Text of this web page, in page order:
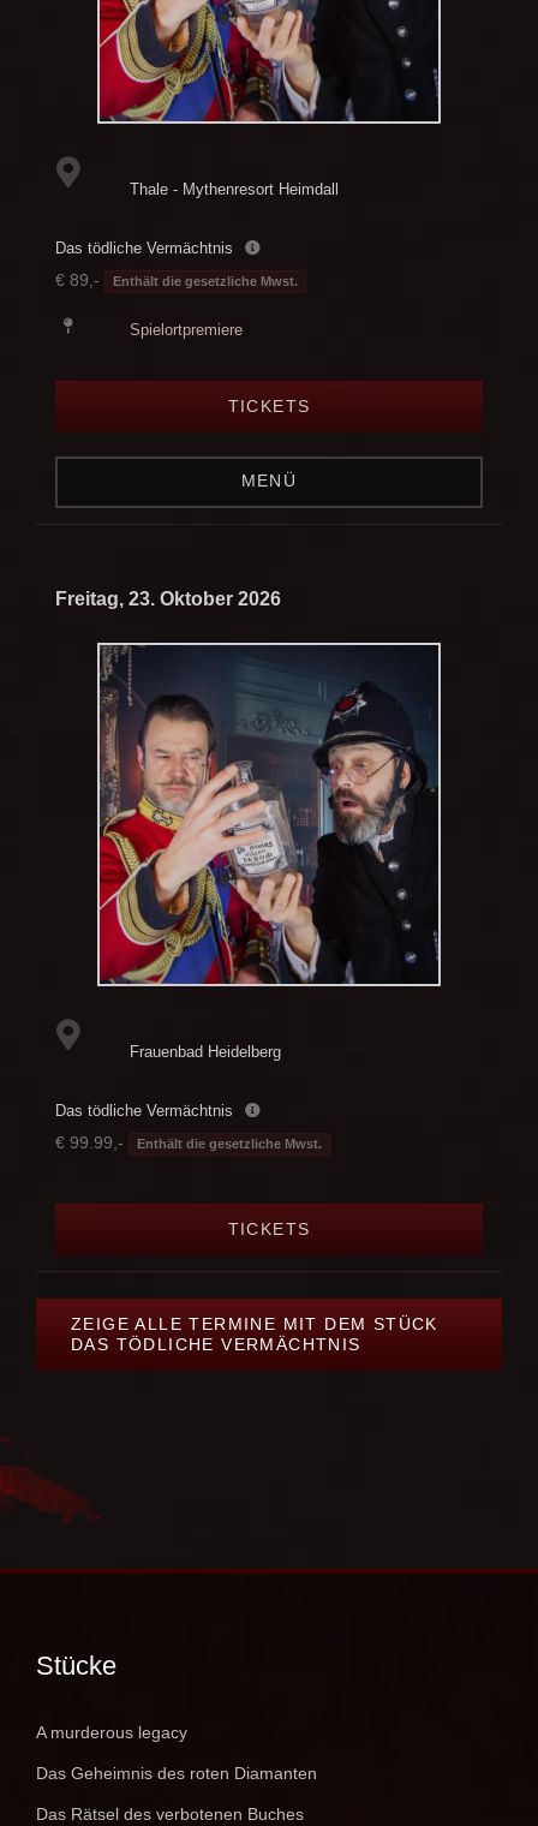
Thale - Mythenresort Heimdall
Das tödliche Vermächtnis
€ 89,- Enthält die gesetzliche Mwst.
Spielortpremiere
TICKETS
MENÜ
Freitag, 23. Oktober 2026
Frauenbad Heidelberg
Das tödliche Vermächtnis
€ 99.99,- Enthält die gesetzliche Mwst.
TICKETS
ZEIGE ALLE TERMINE MIT DEM STÜCK
DAS TÖDLICHE VERMÄCHTNIS
Stücke
A murderous legacy
Das Geheimnis des roten Diamanten
Das Rätsel des verbotenen Buches